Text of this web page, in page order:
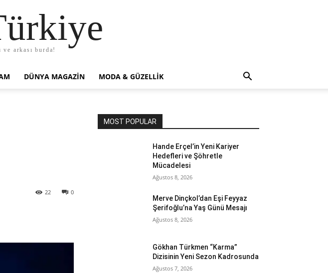
arkası burda!
DÜNYA MAGAZİN MODA & GÜZELLİK
0
22
MOST POPULAR
Hande Erçel’in Yeni Kariyer
Hedefleri ve Şöhretle
Mücadelesi
Ağustos 8, 2026
Merve Dinçkol’dan Eşi Feyyaz
Şerifoğlu’na Yaş Günü Mesajı
Ağustos 8, 2026
Gökhan Türkmen “Karma”
Dizisinin Yeni Sezon Kadrosunda
Ağustos 7, 2026